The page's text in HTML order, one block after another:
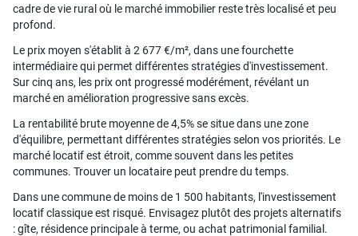
cadre de vie rural où le marché immobilier reste très localisé et peu
profond.
Le prix moyen s'établit à 2 677 €/m², dans une fourchette
intermédiaire qui permet différentes stratégies d'investissement.
Sur cinq ans, les prix ont progressé modérément, révélant un
marché en amélioration progressive sans excès.
La rentabilité brute moyenne de 4,5% se situe dans une zone
d'équilibre, permettant différentes stratégies selon vos priorités. Le
marché locatif est étroit, comme souvent dans les petites
communes. Trouver un locataire peut prendre du temps.
Dans une commune de moins de 1 500 habitants, l'investissement
locatif classique est risqué. Envisagez plutôt des projets alternatifs
: gîte, résidence principale à terme, ou achat patrimonial familial.